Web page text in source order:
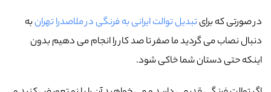
در صورتی که برایتبدیل توالت ایرانی به فرنگی در ملاصدرا تهرانبه
دنبال نصاب می گردید ما صفر تا صد کار را انجام می دهیم بدون
اینکه حتی دستان شما خاکی شود.